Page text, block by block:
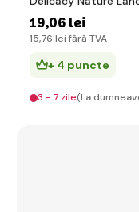
19,06 lei
15,76 lei fără TVA
+ 4 puncte
3 - 7 zile(La